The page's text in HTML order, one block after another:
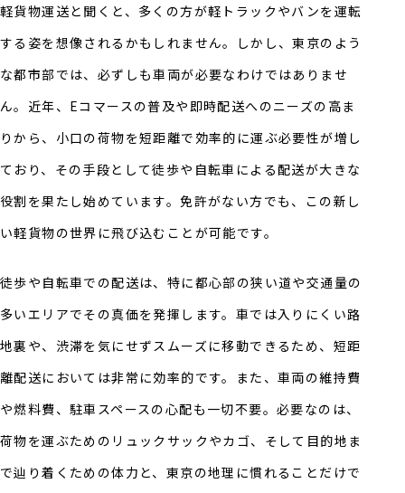
軽貨物運送と聞くと、多くの方が軽トラックやバンを運転
する姿を想像されるかもしれません。しかし、東京のよう
な都市部では、必ずしも車両が必要なわけではありませ
ん。近年、Eコマースの普及や即時配送へのニーズの高ま
りから、小口の荷物を短距離で効率的に運ぶ必要性が増し
ており、その手段として徒歩や自転車による配送が大きな
役割を果たし始めています。免許がない方でも、この新し
い軽貨物の世界に飛び込むことが可能です。
徒歩や自転車での配送は、特に都心部の狭い道や交通量の
多いエリアでその真価を発揮します。車では入りにくい路
地裏や、渋滞を気にせずスムーズに移動できるため、短距
離配送においては非常に効率的です。また、車両の維持費
や燃料費、駐車スペースの心配も一切不要。必要なのは、
荷物を運ぶためのリュックサックやカゴ、そして目的地ま
で辿り着くための体力と、東京の地理に慣れることだけで